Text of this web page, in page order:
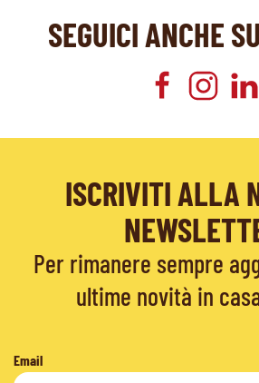
SEGUICI ANCHE
ISCRIVITI ALLA
Per rimanere sempre
ultime novità in
Email